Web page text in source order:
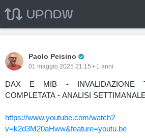
Paolo Peisino
01 maggio 2025 21:15 • 1 anni
DAX E MIB - INVALIDAZIONE
COMPLETATA - ANALISI
https://www.youtube.com/watch?
v=k2d3M20aHww&feature=youtu.be